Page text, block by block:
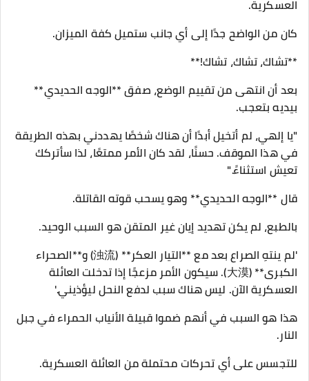
العسكرية.
كان من الواضح جدًا إلى أي جانب ستميل كفة الميزان.
**تشاك، تشاك، تشاك!**
بعد أن انتهى من تقييم الوضع، صفق **الوجه الحديدي**
بيديه بتعجب.
"يا إلهي، لم أتخيل أبدًا أن هناك شخصًا يهددني بهذه الطريقة
في هذا الموقف. حسنًا، لقد كان الأمر ممتعًا، لذا سأتركك
تعيش استثناءً."
قال **الوجه الحديدي** وهو يسحب قوته القاتلة.
بالطبع، لم يكن تهديد إيان غير المتقن هو السبب الوحيد.
'لم ينتهِ الصراع بعد مع **التيار العكر** (浊流) و**الصحراء
الكبرى** (大漠). سيكون الأمر مزعجًا إذا تدخلت العائلة
العسكرية الآن. ليس هناك سبب لدفع النحل ليؤذيني.'
هذا هو السبب في أنهم ضموا قبيلة الأنياب الحمراء في جبل
النار.
للتجسس على أي تحركات محتملة من العائلة العسكرية.